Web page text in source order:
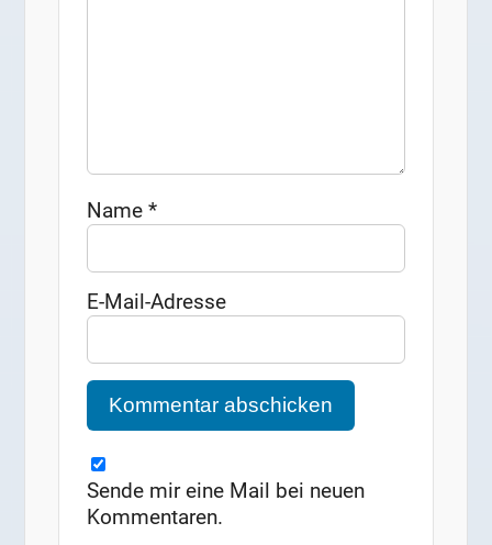
Name*
E-Mail-Adresse
Sende mir eine Mail bei neuen
Kommentaren.